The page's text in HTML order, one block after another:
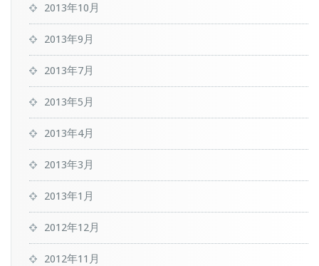
2013年10月
2013年9月
2013年7月
2013年5月
2013年4月
2013年3月
2013年1月
2012年12月
2012年11月